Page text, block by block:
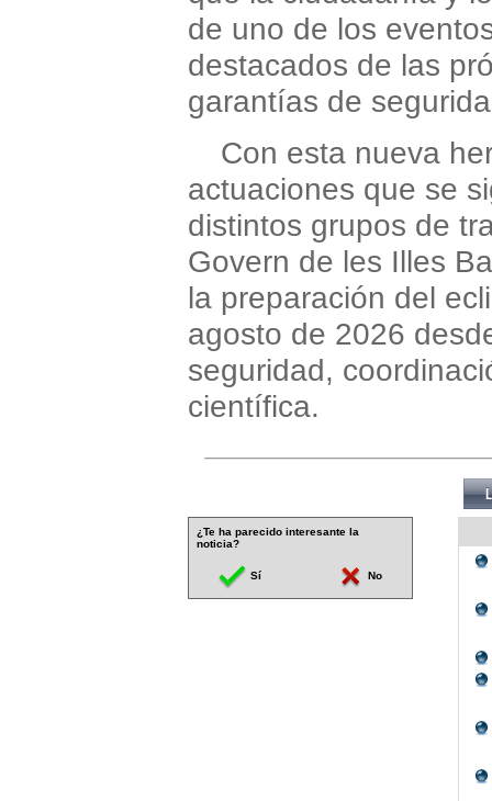
de uno de los
destacados de las
garantías de
Con esta nueva
actuaciones que se
distintos grupos de
Govern de les Illes
la preparación del
agosto de 2026
seguridad,
científica.
¿Te ha parecido interesante la
noticia?
Sí No